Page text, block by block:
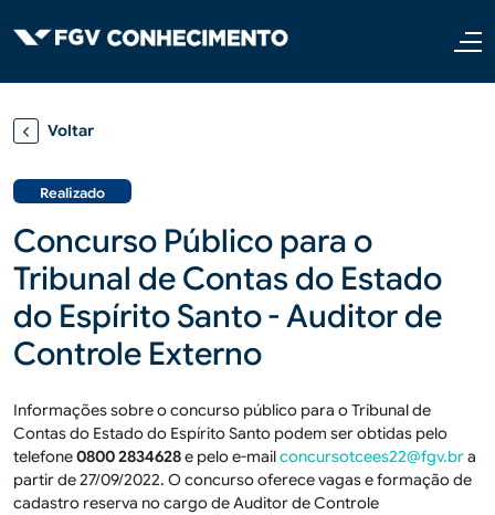
Voltar
Realizado
Concurso Público para o
Tribunal de Contas do Estado
do Espírito Santo - Auditor de
Controle Externo
Informações sobre o concurso público para o Tribunal de
Contas do Estado do Espírito Santo podem ser obtidas pelo
telefone0800 2834628e pelo e-mailconcursotcees22@fgv.bra
partir de 27/09/2022. O concurso oferece vagas e formação de
cadastro reserva no cargo de Auditor de Controle